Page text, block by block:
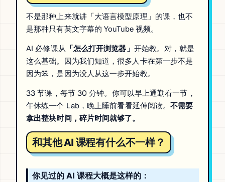
不是那种上来就讲「大语言模型原理」的课，也不
是那种只有英文字幕的 YouTube 视频。
AI 必修课从 「怎么打开浏览器」 开始教。对，就是
这么基础。因为我们知道，很多人卡在第一步不是
因为笨，是因为没人从这一步开始教。
33 节课，每节 30 分钟。你可以早上通勤看一节，
午休练一个 Lab，晚上睡前看看延伸阅读。不需要
拿出整块时间，碎片时间就够了。
和其他 AI 课程有什么不一样？
你见过的 AI 课程大概是这样的：